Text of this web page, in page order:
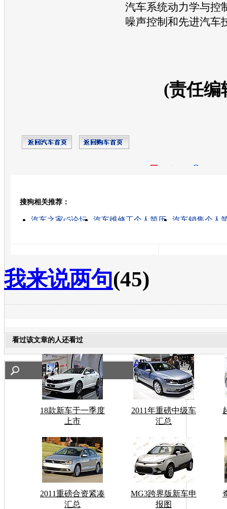
汽车系统动力学与控
噪声控制和先进汽车
(责任编
搜狗相关推荐：
汽车之家c5论坛 汽车维修工个人简历
汽车销售个人
我来说两句(45)
看过该文章的人还看过
18款新车于一季度
上市
2011年重磅中级车
汇总
2011重磅合资紧凑
汇总
MG3跨界版新车申
报图